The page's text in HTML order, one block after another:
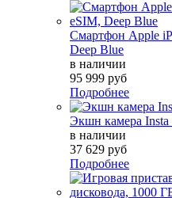
Смартфон Apple
Deep Blue
в наличии
95 999 руб
Подробнее
Экшн камера Insta
в наличии
37 629 руб
Подробнее